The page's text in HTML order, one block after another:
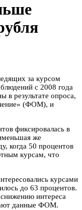
за курсом
с 2008 года
результате опроса,
(ФОМ), и
фиксировалась в
же
когда 50 процентов
курсам, что
курсами
до 63 процентов.
интереса
данные ФОМ.